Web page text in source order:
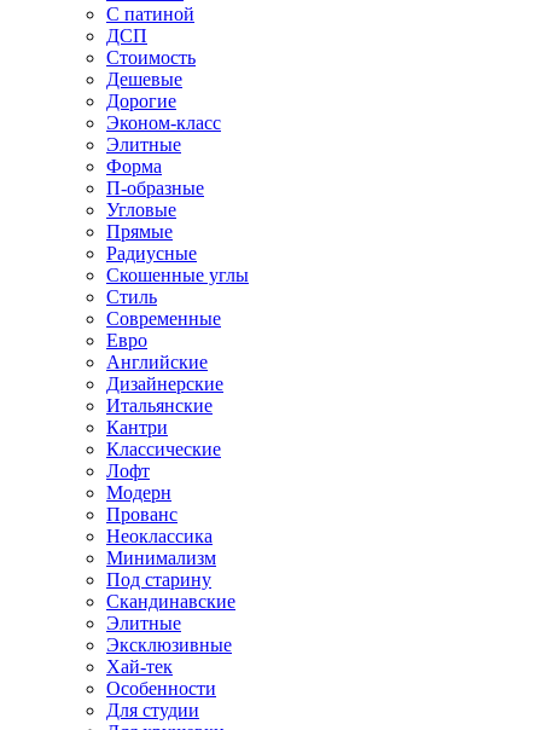
С патиной
ДСП
Стоимость
Дешевые
Дорогие
Эконом-класс
Элитные
Форма
П-образные
Угловые
Прямые
Радиусные
Скошенные углы
Стиль
Современные
Евро
Английские
Дизайнерские
Итальянские
Кантри
Классические
Лофт
Модерн
Прованс
Неоклассика
Минимализм
Под старину
Скандинавские
Элитные
Эксклюзивные
Хай-тек
Особенности
Для студии